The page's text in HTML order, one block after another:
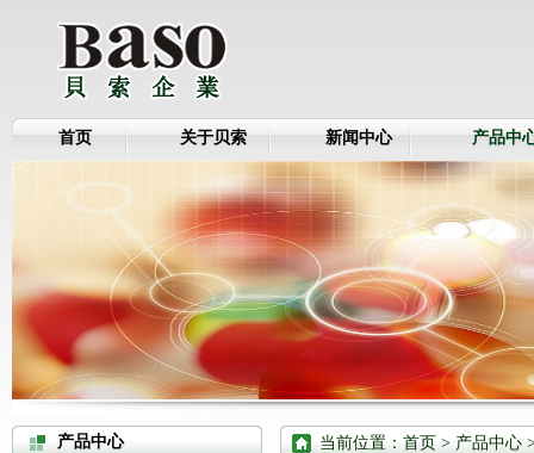
首页 关于贝索 新闻中心 产品中
产品中心 当前位置： 首页 > 产品中心